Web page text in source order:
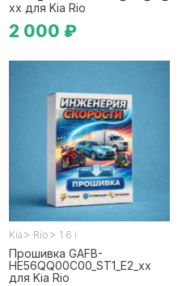
xx для Kia Rio
2 000 ₽
Kia > Rio > 1.6 i
Прошивка GAFB-
HE56QQ00C00_ST1_E2_xx
для Kia Rio